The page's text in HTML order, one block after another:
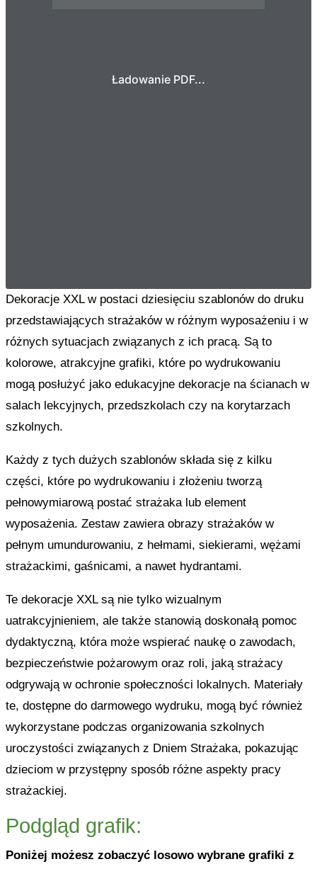
Ładowanie PDF...
Dekoracje XXL w postaci dziesięciu szablonów do druku
przedstawiających strażaków w różnym wyposażeniu i w
różnych sytuacjach związanych z ich pracą. Są to
kolorowe, atrakcyjne grafiki, które po wydrukowaniu
mogą posłużyć jako edukacyjne dekoracje na ścianach w
salach lekcyjnych, przedszkolach czy na korytarzach
szkolnych.
Każdy z tych dużych szablonów składa się z kilku
części, które po wydrukowaniu i złożeniu tworzą
pełnowymiarową postać strażaka lub element
wyposażenia. Zestaw zawiera obrazy strażaków w
pełnym umundurowaniu, z hełmami, siekierami, wężami
strażackimi, gaśnicami, a nawet hydrantami.
Te dekoracje XXL są nie tylko wizualnym
uatrakcyjnieniem, ale także stanowią doskonałą pomoc
dydaktyczną, która może wspierać naukę o zawodach,
bezpieczeństwie pożarowym oraz roli, jaką strażacy
odgrywają w ochronie społeczności lokalnych. Materiały
te, dostępne do darmowego wydruku, mogą być również
wykorzystane podczas organizowania szkolnych
uroczystości związanych z Dniem Strażaka, pokazując
dzieciom w przystępny sposób różne aspekty pracy
strażackiej.
Podgląd grafik:
Poniżej możesz zobaczyć losowo wybrane grafiki z